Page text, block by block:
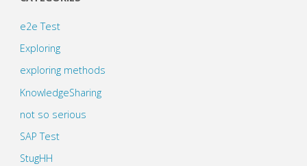
e2e Test
Exploring
exploring methods
KnowledgeSharing
not so serious
SAP Test
StugHH